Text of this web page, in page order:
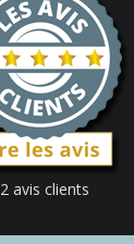
avis clients